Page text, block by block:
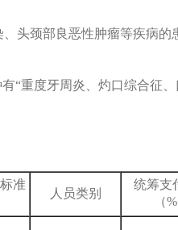
头颈部良恶性肿瘤等疾病的
“重度牙周炎、灼口综合征、
准
人员类别
统筹支
（%